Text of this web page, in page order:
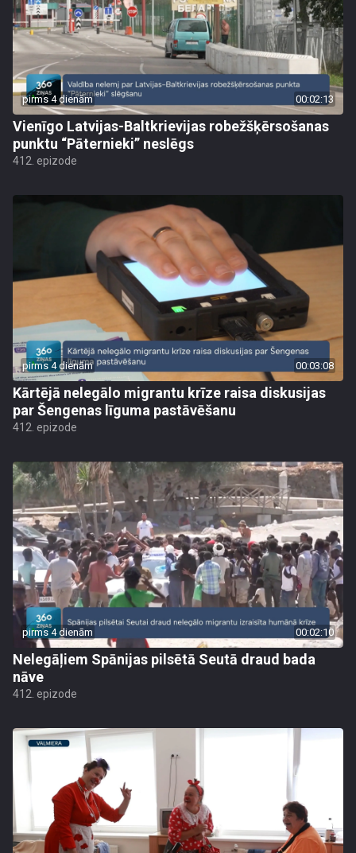
pirms 4 dienām 00:02:13
Vienīgo Latvijas-Baltkrievijas robežšķērsošanas
punktu “Pāternieki” neslēgs
412. epizode
pirms 4 dienām 00:03:08
Kārtējā nelegālo migrantu krīze raisa diskusijas
par Šengenas līguma pastāvēšanu
412. epizode
pirms 4 dienām 00:02:10
Nelegāļiem Spānijas pilsētā Seutā draud bada
nāve
412. epizode